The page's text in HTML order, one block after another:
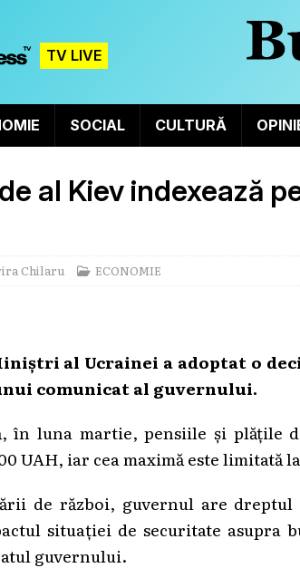
TV LIVE
SOCIAL CULTURĂ
al Kiev indexează
Chilaru ECONOMIE
al Ucrainei a adoptat o
comunicat al guvernului.
în luna martie, pensiile și plățile
UAH, iar cea maximă este limitată
de război, guvernul are
situației de securitate asupra
guvernului.